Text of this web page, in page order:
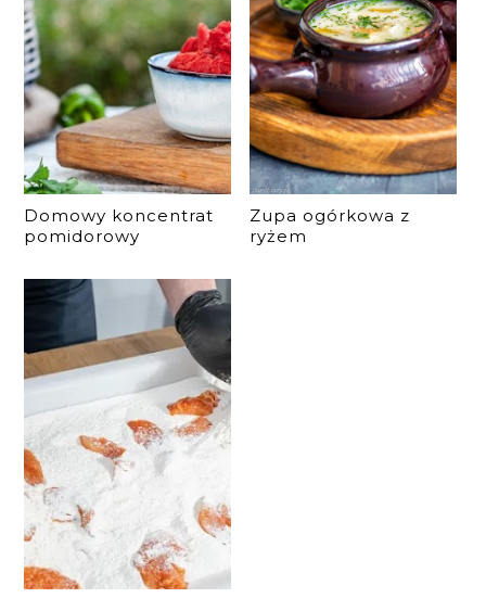
Domowy koncentrat
pomidorowy
Zupa ogórkowa z
ryżem